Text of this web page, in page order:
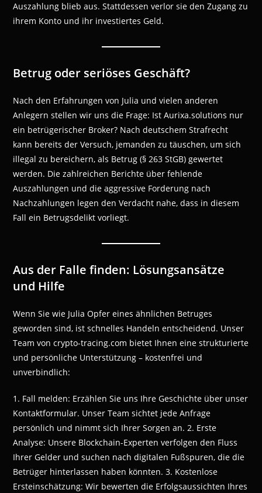
Auszahlung blieb aus. Stattdessen verlor sie den Zugang zu
ihrem Konto und ihr investiertes Geld.
Betrug oder seriöses Geschäft?
Nach den Erfahrungen von Julia und vielen anderen
Anlegern stellen wir uns die Frage: Ist Aurixa.solutions nur
ein betrügerischer Broker? Nach deutschem Strafrecht
kann bereits der Versuch, jemanden zu täuschen, um sich
illegal zu bereichern, als Betrug (§ 263 StGB) gewertet
werden. Die zahlreichen Berichte über fehlende
Auszahlungen und die aggressive Forderung nach
Nachzahlungen legen den Verdacht nahe, dass in diesem
Fall ein Betrugsdelikt vorliegt.
Aus der Falle finden: Lösungsansätze
und Hilfe
Wenn Sie wie Julia Opfer eines ähnlichen Betruges
geworden sind, ist schnelles Handeln entscheidend. Unser
Team von crypto-tracing.com bietet Ihnen eine strukturierte
und persönliche Unterstützung – kostenfrei und
unverbindlich:
1. Fall melden: Erzählen Sie uns Ihre Geschichte über unser
Kontaktformular. Unser Team sichtet jede Anfrage
persönlich und nimmt sich Ihrer Sorgen an. 2. Erste
Analyse: Unsere Blockchain-Experten verfolgen den Fluss
Ihrer Gelder und suchen nach digitalen Fußspuren, die die
Betrüger hinterlassen haben könnten. 3. Kostenlose
Ersteinschätzung: Wir bewerten die Erfolgsaussichten Ihres